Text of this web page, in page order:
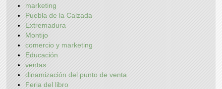
marketing
Puebla de la Calzada
Extremadura
Montijo
comercio y marketing
Educación
ventas
dinamización del punto de venta
Feria del libro